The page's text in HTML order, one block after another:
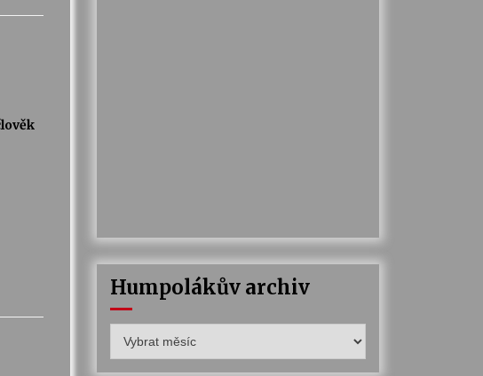
Humpolákův archiv
archiv